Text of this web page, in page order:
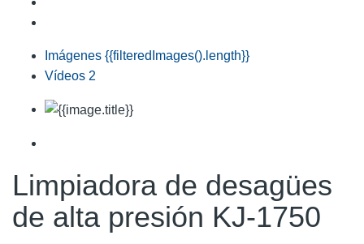
Imágenes {{filteredImages().length}}
Vídeos 2
Limpiadora de desagües
de alta presión KJ-1750